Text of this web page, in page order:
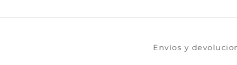
​​​Envíos y